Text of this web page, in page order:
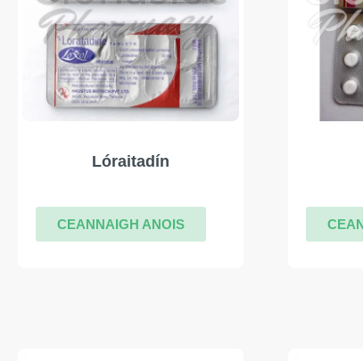
Lóraitadín
CEANNAIGH ANOIS